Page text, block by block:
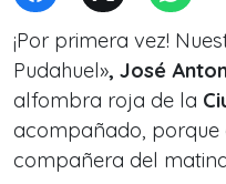
¡Por primera vez!
Pudahuel», José
alfombra roja de la
acompañado, porque
compañera del